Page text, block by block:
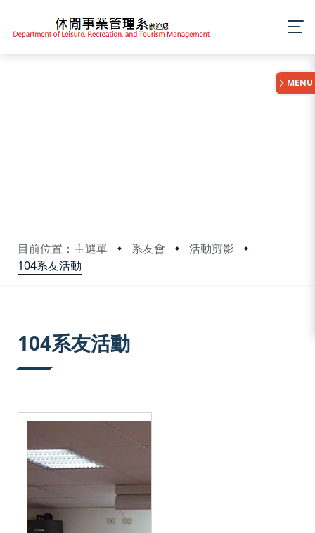
目前位置：主選單 系友會
活動剪影
104系友活動
MENU
104系友活動